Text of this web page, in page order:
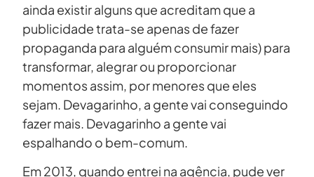
ainda existir alguns que acreditam que a
publicidade trata-se apenas de fazer
propaganda para alguém consumir mais) para
transformar, alegrar ou proporcionar
momentos assim, por menores que eles
sejam. Devagarinho, a gente vai conseguindo
fazer mais. Devagarinho a gente vai
espalhando o bem-comum.
Em 2013, quando entrei na agência, pude ver